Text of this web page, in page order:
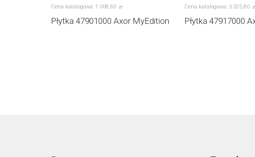
Cena katalogowa: 1 008,60 zł
Płytka 47901000 Axor MyEdition
Cena katalogowa: 3 025,80 zł
Płytka 47917000